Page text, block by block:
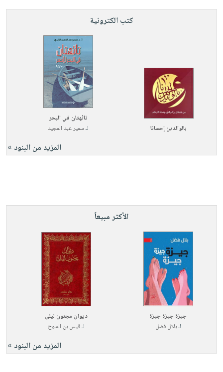
كتب الكترونية
بالوالدين إحسانا
تائهتان في البحر
لـسمير عبد المجيد
المزيد من البنود »
الأكثر مبيعاً
جيزة جيزة جيزة
لـبلال فضل
ديوان مجنون ليلى
لـقيس بن الملوح
المزيد من البنود »